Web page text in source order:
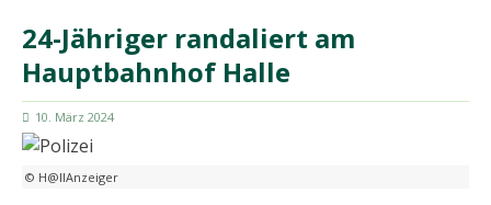
24-Jähriger randaliert am
Hauptbahnhof Halle
10. März 2024
© H@llAnzeiger